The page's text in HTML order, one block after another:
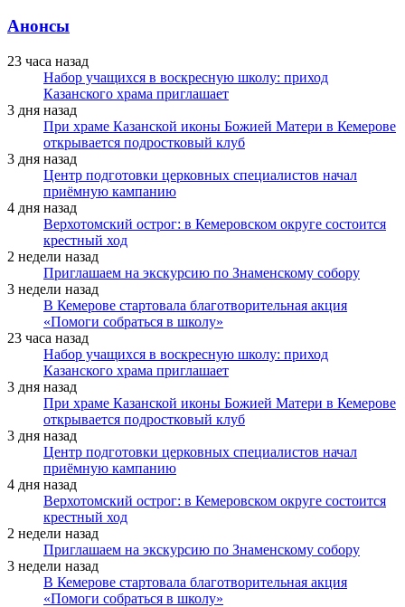
Анонсы
23 часа назад
Набор учащихся в воскресную школу: приход
Казанского храма приглашает
3 дня назад
При храме Казанской иконы Божией Матери в Кемерове
открывается подростковый клуб
3 дня назад
Центр подготовки церковных специалистов начал
приёмную кампанию
4 дня назад
Верхотомский острог: в Кемеровском округе состоится
крестный ход
2 недели назад
Приглашаем на экскурсию по Знаменскому собору
3 недели назад
В Кемерове стартовала благотворительная акция
«Помоги собраться в школу»
23 часа назад
Набор учащихся в воскресную школу: приход
Казанского храма приглашает
3 дня назад
При храме Казанской иконы Божией Матери в Кемерове
открывается подростковый клуб
3 дня назад
Центр подготовки церковных специалистов начал
приёмную кампанию
4 дня назад
Верхотомский острог: в Кемеровском округе состоится
крестный ход
2 недели назад
Приглашаем на экскурсию по Знаменскому собору
3 недели назад
В Кемерове стартовала благотворительная акция
«Помоги собраться в школу»